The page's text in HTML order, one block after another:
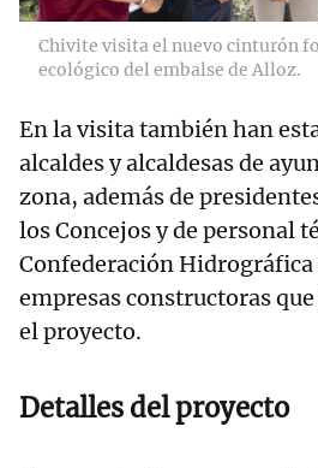
Chivite visita el nuevo cinturón
ecológico del embalse de Alloz.
En la visita también han
alcaldes y alcaldesas de
zona, además de
los Concejos y de personal
Confederación Hidrográfica
empresas constructoras
el proyecto.
Detalles del proyecto